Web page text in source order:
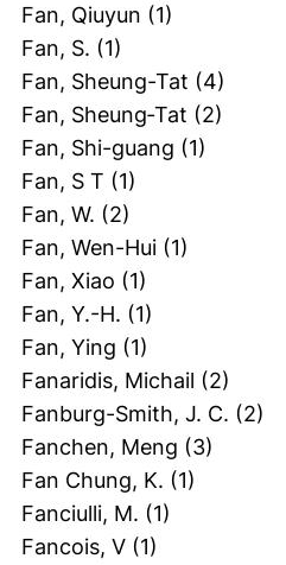
Fan, Qiuyun (1)
Fan, S. (1)
Fan, Sheung-Tat (4)
Fan, Sheung‐Tat (2)
Fan, Shi-guang (1)
Fan, S T (1)
Fan, W. (2)
Fan, Wen-Hui (1)
Fan, Xiao (1)
Fan, Y.-H. (1)
Fan, Ying (1)
Fanaridis, Michail (2)
Fanburg-Smith, J. C. (2)
Fanchen, Meng (3)
Fan Chung, K. (1)
Fanciulli, M. (1)
Fancois, V (1)